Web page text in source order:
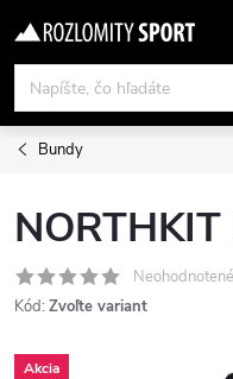
na
obsah
Bundy
Neohodnotené
Kód: Zvoľte variant
Akcia